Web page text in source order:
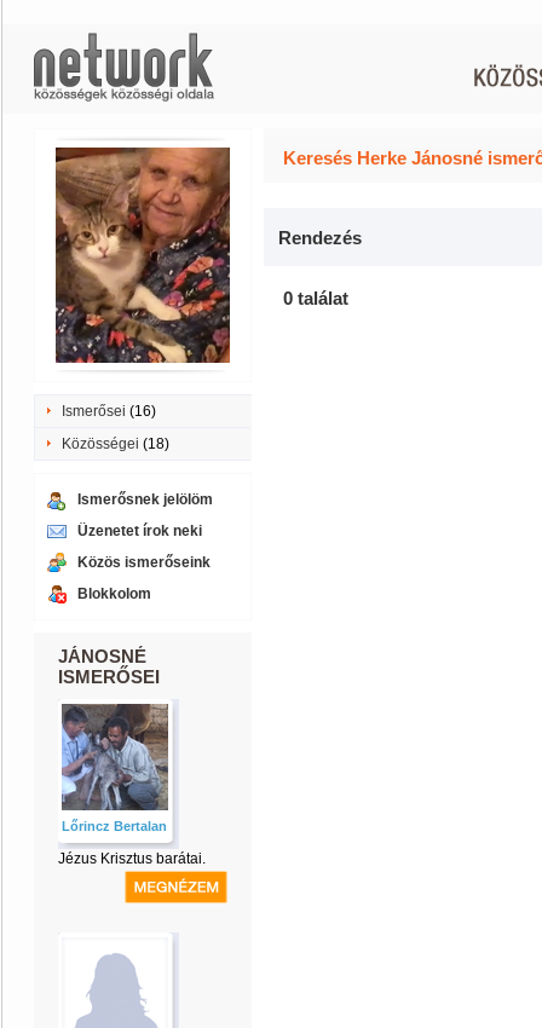
Ismerősei (16)
Közösségei (18)
Ismerősnek jelölöm
Üzenetet írok neki
Közös ismerőseink
Blokkolom
JÁNOSNÉ
ISMERŐSEI
Lőrincz Bertalan
Jézus Krisztus barátai.
Keresés Herke Jánosné
Rendezés
0 találat